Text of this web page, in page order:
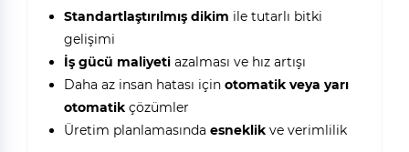
Standartlaştırılmış dikim ile tutarlı bitki
gelişimi
İş gücü maliyetiazalması ve hız artışı
Daha az insan hatası için otomatik veya yarı
otomatikçözümler
Üretim planlamasında esneklikve verimlilik